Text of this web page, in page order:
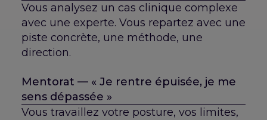
Vous analysez un cas clinique complexe
avec une experte. Vous repartez avec une
piste concrète, une méthode, une
direction.
Mentorat — « Je rentre épuisée, je me
sens dépassée »
Vous travaillez votre posture, vos limites,